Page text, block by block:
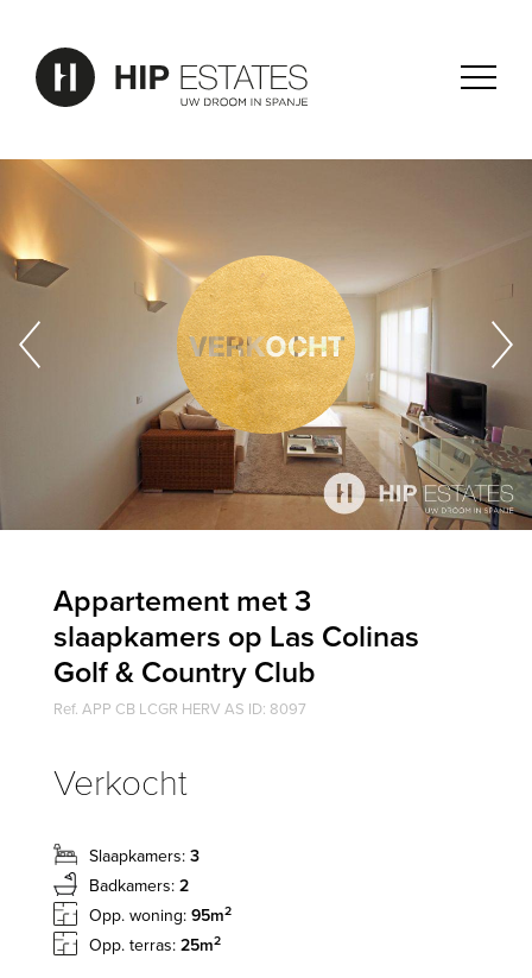
Appartement met 3
slaapkamers op Las Colinas
Golf & Country Club
Ref. APP CB LCGR HERV AS ID: 8097
Verkocht
Slaapkamers: 3
Badkamers: 2
Opp. woning: 95m2
Opp. terras: 25m2